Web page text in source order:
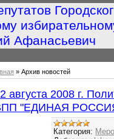
Афанасьевич
» Архив новостей
августа 2008 г.
"ЕДИНАЯ
Категория: